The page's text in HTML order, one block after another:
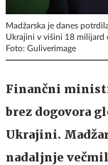
Madžarska je danes
Ukrajini v višini 18 milijard
Foto: Guliverimage
Finančni
brez dogovora
Ukrajini.
nadaljnje